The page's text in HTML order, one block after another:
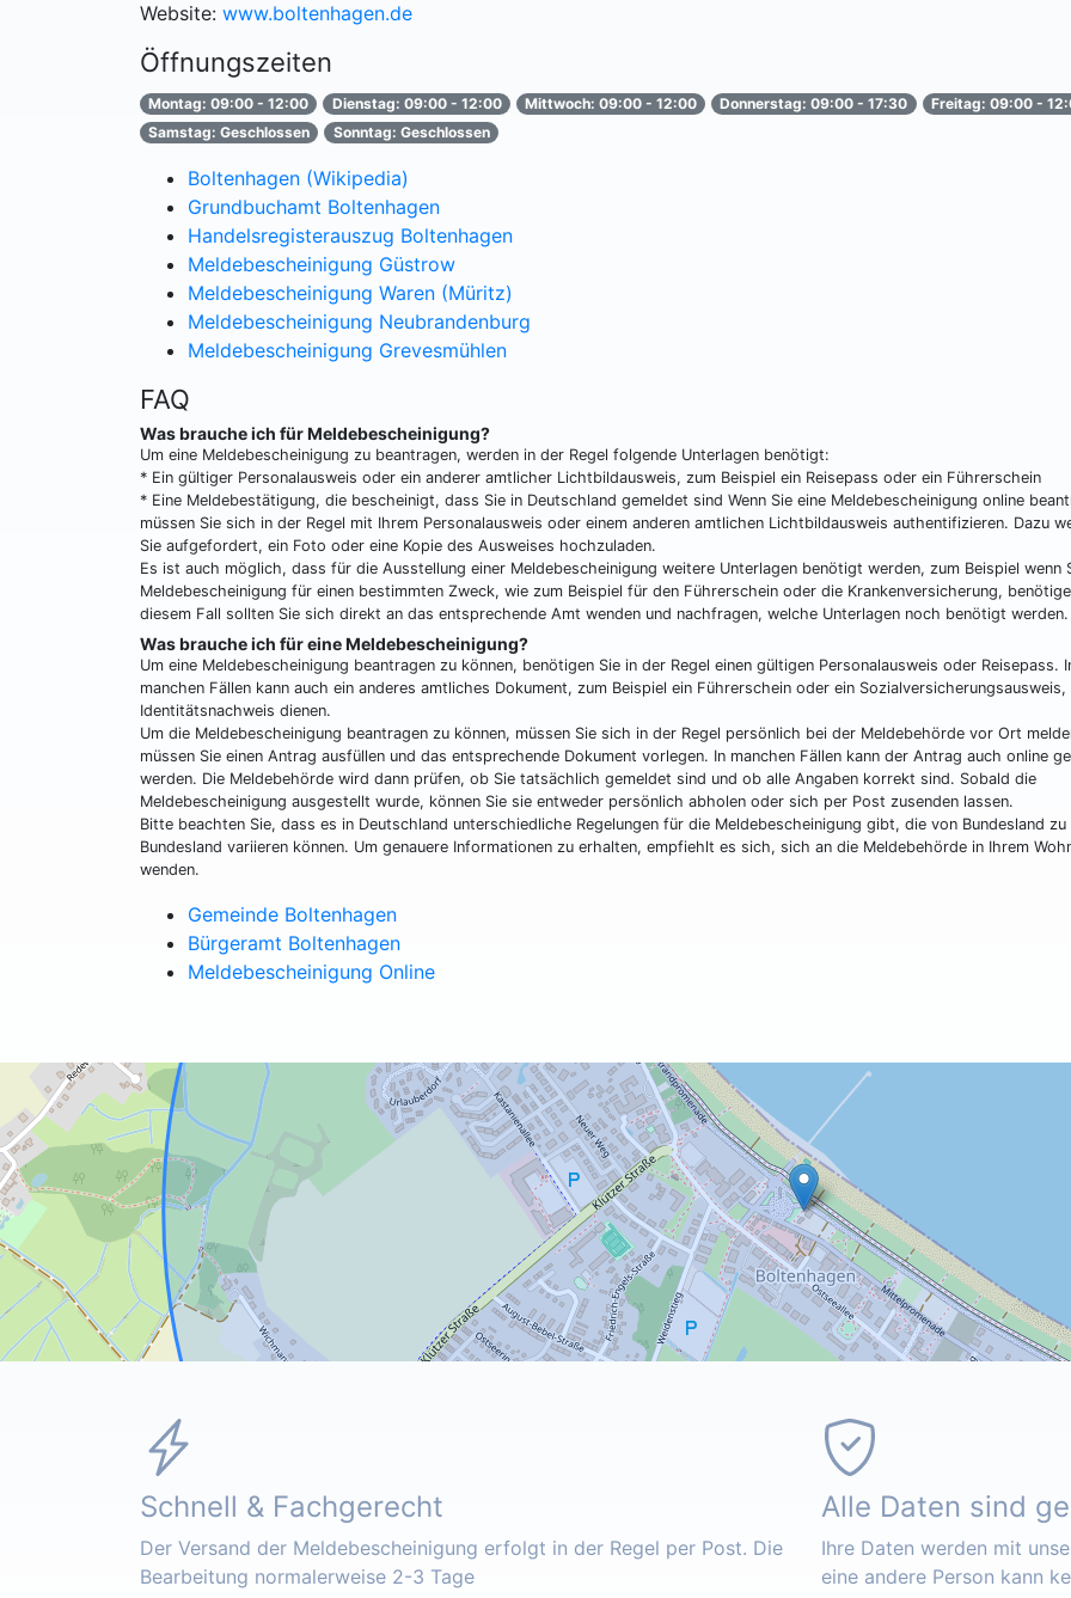
Website: www.boltenhagen.de
Öffnungszeiten
Montag: 09:00 - 12:00 Dienstag: 09:00 - 12:00 Mittwoch: 09:00 - 12:00 Donnerstag: 09:00 - 17:30
Freitag: 09:00 -
Samstag: Geschlossen
Sonntag: Geschlossen
Boltenhagen (Wikipedia)
Grundbuchamt Boltenhagen
Handelsregisterauszug Boltenhagen
Meldebescheinigung Güstrow
Meldebescheinigung Waren (Müritz)
Meldebescheinigung Neubrandenburg
Meldebescheinigung Grevesmühlen
FAQ
Was brauche ich für Meldebescheinigung?
Um eine Meldebescheinigung zu beantragen, werden in der Regel folgende Unterlagen benötigt:
* Ein gültiger Personalausweis oder ein anderer amtlicher Lichtbildausweis, zum Beispiel ein Reisepass oder ein Führerschein
* Eine Meldebestätigung, die bescheinigt, dass Sie in Deutschland gemeldet sind Wenn Sie eine Meldebescheinigung online
müssen Sie sich in der Regel mit Ihrem Personalausweis oder einem anderen amtlichen Lichtbildausweis authentifizieren. Dazu
Sie aufgefordert, ein Foto oder eine Kopie des Ausweises hochzuladen.
Es ist auch möglich, dass für die Ausstellung einer Meldebescheinigung weitere Unterlagen benötigt werden, zum Beispiel wenn
Meldebescheinigung für einen bestimmten Zweck, wie zum Beispiel für den Führerschein oder die Krankenversicherung,
diesem Fall sollten Sie sich direkt an das entsprechende Amt wenden und nachfragen, welche Unterlagen noch benötigt werden.
Was brauche ich für eine Meldebescheinigung?
Um eine Meldebescheinigung beantragen zu können, benötigen Sie in der Regel einen gültigen Personalausweis oder Reisepass.
manchen Fällen kann auch ein anderes amtliches Dokument, zum Beispiel ein Führerschein oder ein Sozialversicherungsausweis,
Identitätsnachweis dienen.
Um die Meldebescheinigung beantragen zu können, müssen Sie sich in der Regel persönlich bei der Meldebehörde vor Ort
müssen Sie einen Antrag ausfüllen und das entsprechende Dokument vorlegen. In manchen Fällen kann der Antrag auch online
werden. Die Meldebehörde wird dann prüfen, ob Sie tatsächlich gemeldet sind und ob alle Angaben korrekt sind. Sobald die
Meldebescheinigung ausgestellt wurde, können Sie sie entweder persönlich abholen oder sich per Post zusenden lassen.
Bitte beachten Sie, dass es in Deutschland unterschiedliche Regelungen für die Meldebescheinigung gibt, die von Bundesland zu
Bundesland variieren können. Um genauere Informationen zu erhalten, empfiehlt es sich, sich an die Meldebehörde in Ihrem
wenden.
Gemeinde Boltenhagen
Bürgeramt Boltenhagen
Meldebescheinigung Online
Schnell & Fachgerecht
Der Versand der Meldebescheinigung erfolgt in der Regel per Post. Die
Bearbeitung normalerweise 2-3 Tage
Alle Daten sind
Ihre Daten werden mit
eine andere Person kann